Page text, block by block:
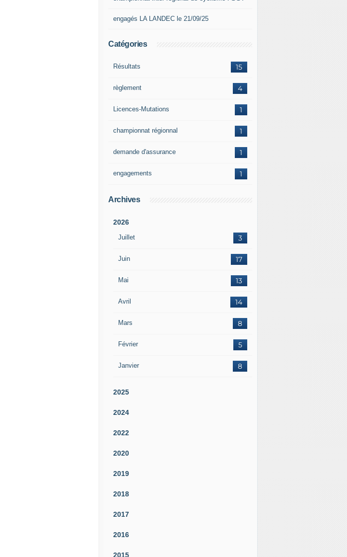
engagés LA LANDEC le 21/09/25
Catégories
15
Résultats
4
règlement
1
Licences-Mutations
1
championnat régionnal
1
demande d'assurance
1
engagements
Archives
2026
Juillet 3
Juin 17
Mai 13
Avril 14
Mars 8
Février 5
Janvier 8
2025
2024
2022
2020
2019
2018
2017
2016
2015